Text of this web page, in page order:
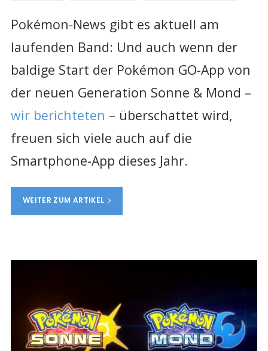
Pokémon-News gibt es aktuell am
laufenden Band: Und auch wenn der
baldige Start der Pokémon GO-App von
der neuen Generation Sonne & Mond –
wir berichteten – überschattet wird,
freuen sich viele auch auf die
Smartphone-App dieses Jahr.
WEITER ZUM ARTIKEL